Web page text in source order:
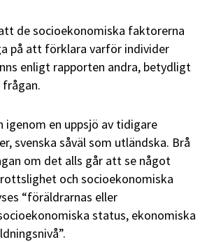
de socioekonomiska faktorerna
på att förklara varför individer
enligt rapporten andra, betydligt
igenom en uppsjö av tidigare
svenska såväl som utländska. Brå
om det alls går att se något
och socioekonomiska
“föräldrarnas eller
status, ekonomiska